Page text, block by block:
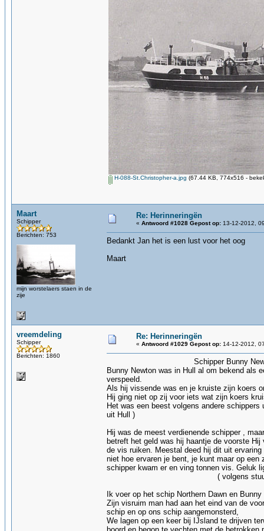
H-088-St.Christopher-a.jpg (67.44 KB, 774x516 -
Maart
Schipper
Berichten: 753
mijn worstelaers staen in de
zije
Re: Herinneringën
« Antwoord #1028 Gepost op: 13-12-2012,
Bedankt Jan het is een lust voor het oog
Maart
vreemdeling
Schipper
Berichten: 1860
Re: Herinneringën
« Antwoord #1029 Gepost op: 14-12-2012,
Schipper Bunny
Bunny Newton was in Hull al om bekend als
verspeeld.
Als hij vissende was en je kruiste zijn koers
Hij ging niet op zij voor iets wat zijn koers
Het was een beest
uit Hull )
Hij was de meest verdienende schipper ,
betreft het geld was hij haantje de voorste
de vis ruiken. Meestal deed hij dit uit
niet hoe ervaren je bent, je kunt maar op
schipper kwam er en ving tonnen vis. Geluk
( volgens stuurman
Ik voer op het schip Northern Dawn en
Zijn visruim man had aan het eind van de
schip en op ons schip aangemonsterd,
We lagen op een keer bij IJsland te drijven